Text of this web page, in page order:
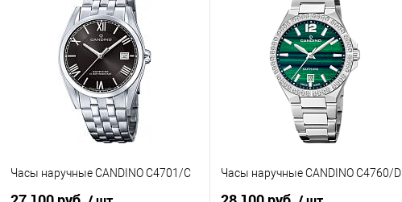
Купить в 1 клик
К сравнению
В избранное
В наличии
Купить в 1 клик
К сравнению
В избранное
В наличии
Часы наручные CANDINO C4701/C Часы наручные CANDINO C4760/D